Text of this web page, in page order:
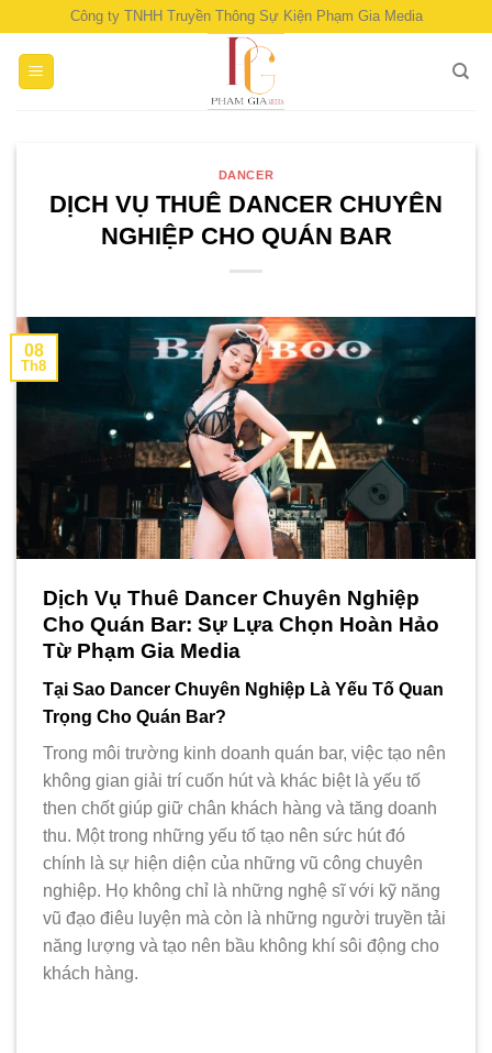
content
Công ty TNHH Truyền Thông Sự Kiện Phạm Gia Media
DANCER
DỊCH VỤ THUÊ DANCER CHUYÊN
NGHIỆP CHO QUÁN BAR
08
Th8
Dịch Vụ Thuê Dancer Chuyên Nghiệp
Cho Quán Bar: Sự Lựa Chọn Hoàn Hảo
Từ Phạm Gia Media
Tại Sao Dancer Chuyên Nghiệp Là Yếu Tố Quan
Trọng Cho Quán Bar?
Trong môi trường kinh doanh quán bar, việc tạo nên
không gian giải trí cuốn hút và khác biệt là yếu tố
then chốt giúp giữ chân khách hàng và tăng doanh
thu. Một trong những yếu tố tạo nên sức hút đó
chính là sự hiện diện của những vũ công chuyên
nghiệp. Họ không chỉ là những nghệ sĩ với kỹ năng
vũ đạo điêu luyện mà còn là những người truyền tải
năng lượng và tạo nên bầu không khí sôi động cho
khách hàng.